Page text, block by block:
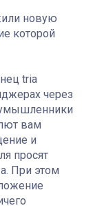
новую
которой
tria
через
вам
и
просят
При этом